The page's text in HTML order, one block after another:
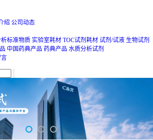
绍 公司动态
标准物质 实验室耗材 TOC试剂耗材 试剂/试液 生物试剂
中国药典产品 药典产品 水质分析试剂